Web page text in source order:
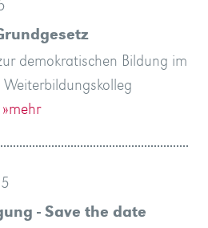
demokratischen Bildung im
Weiterbildungskolleg
»mehr
- Save the date